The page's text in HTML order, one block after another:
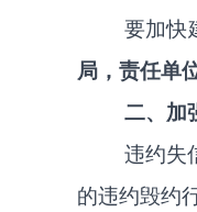
要加快
局，责任单
二、加
违约失
的违约毁约